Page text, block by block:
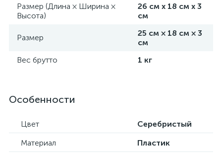
Размер (Длина × Ширина ×
Высота)
26 см х 18 см х 3
см
Размер
25 см × 18 см × 3
см
Вес брутто
1 кг
Особенности
Цвет
Серебристый
Материал
Пластик